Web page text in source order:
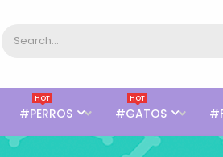
#PERROS
HOT
#GATOS
HOT